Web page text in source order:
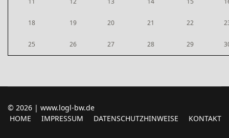
18 19 20 21 22
25 26 27 28 29
© 2026 | www.logl-bw.de
HOME
IMPRESSUM DATENSCHUTZHINWEISE KONTAKT